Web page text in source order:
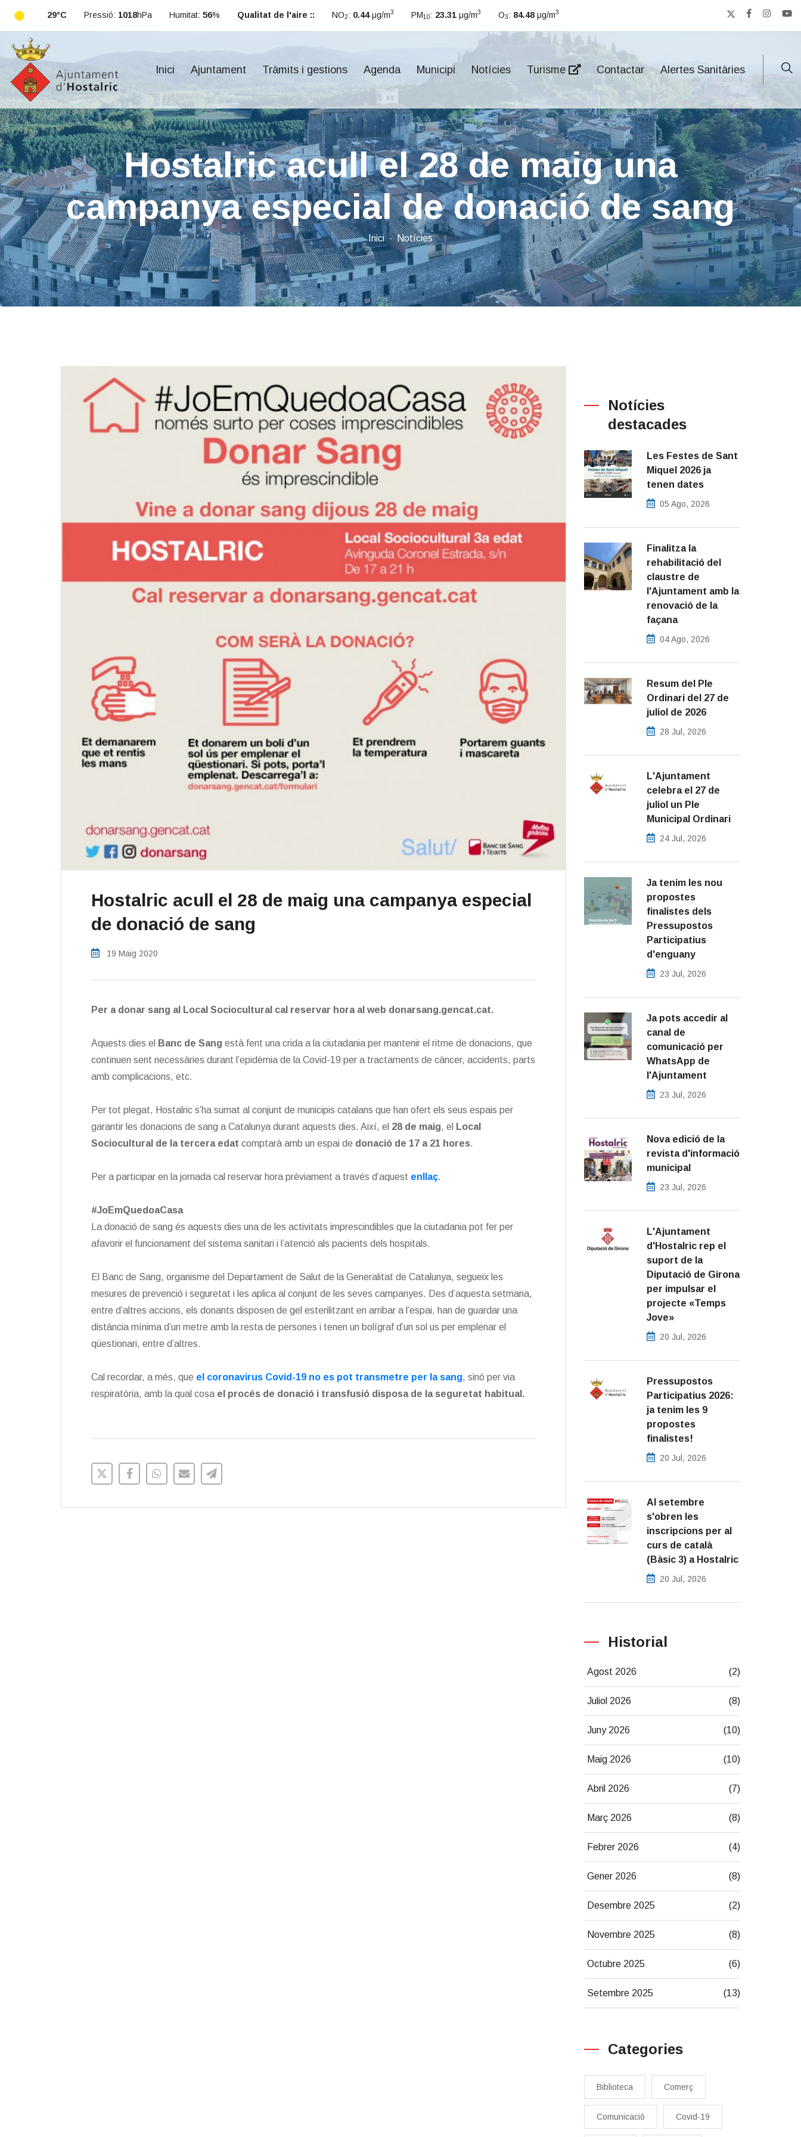
29°C Pressió: 1018hPa Humitat: 56% Qualitat de l'aire :: NO2: 0.44μg/m3 PM10: 23.31 μg/m3 O3: 84.48 μg/m3
Inici Ajuntament Tràmits i gestions Agenda Municipi Notícies Turisme Contactar Alertes Sanitàries
Hostalric acull el 28 de maig una
campanya especial de donació de sang
Inici Notícies
Hostalric acull el 28 de maig una campanya especial
de donació de sang
19 Maig 2020
Per a donar sang al Local Sociocultural cal reservar hora al web donarsang.gencat.cat.
Aquests dies el Banc de Sang està fent una crida a la ciutadania per mantenir el ritme de donacions, que
continuen sent necessàries durant l’epidèmia de la Covid-19 per a tractaments de càncer, accidents, parts
amb complicacions, etc.
Per tot plegat, Hostalric s’ha sumat al conjunt de municipis catalans que han ofert els seus espais per
garantir les donacions de sang a Catalunya durant aquests dies. Així, el 28 de maig, el
Local
Sociocultural de la tercera edat comptarà amb un espai de donació de 17 a 21 hores.
Per a participar en la jornada cal reservar hora prèviament a través d’aquest enllaç.
#JoEmQuedoaCasa
La donació de sang és aquests dies una de les activitats imprescindibles que la ciutadania pot fer per
afavorir el funcionament del sistema sanitari i l’atenció als pacients dels hospitals.
El Banc de Sang, organisme del Departament de Salut de la Generalitat de Catalunya, segueix les
mesures de prevenció i seguretat i les aplica al conjunt de les seves campanyes. Des d’aquesta setmana,
entre d’altres accions, els donants disposen de gel esterilitzant en arribar a l’espai, han de guardar una
distància mínima d’un metre amb la resta de persones i tenen un bolígraf d’un sol us per emplenar el
qüestionari, entre d’altres.
Cal recordar, a més, que el coronavirus Covid-19 no es pot transmetre per la sang, sinó per via
respiratòria, amb la qual cosa el procés de donació i transfusió disposa de la seguretat habitual.
Notícies
destacades
Les Festes de Sant
Miquel 2026 ja
tenen dates
05 Ago, 2026
Finalitza la
rehabilitació del
claustre de
l'Ajuntament amb la
renovació de la
façana
04 Ago, 2026
Resum del Ple
Ordinari del 27 de
juliol de 2026
28 Jul, 2026
L'Ajuntament
celebra el 27 de
juliol un Ple
Municipal Ordinari
24 Jul, 2026
Ja tenim les nou
propostes
finalistes dels
Pressupostos
Participatius
d'enguany
23 Jul, 2026
Ja pots accedir al
canal de
comunicació per
WhatsApp de
l'Ajuntament
23 Jul, 2026
Nova edició de la
revista d'informació
municipal
23 Jul, 2026
L'Ajuntament
d'Hostalric rep el
suport de la
Diputació de Girona
per impulsar el
projecte «Temps
Jove»
20 Jul, 2026
Pressupostos
Participatius 2026:
ja tenim les 9
propostes
finalistes!
20 Jul, 2026
Al setembre
s'obren les
inscripcions per al
curs de català
(Bàsic 3) a Hostalric
20 Jul, 2026
Historial
Agost 2026 (2)
Juliol 2026 (8)
Juny 2026 (10)
Maig 2026 (10)
Abril 2026 (7)
Març 2026 (8)
Febrer 2026 (4)
Gener 2026 (8)
Desembre 2025 (2)
Novembre 2025 (8)
Octubre 2025 (6)
Setembre 2025 (13)
Categories
Biblioteca Comerç
Comunicació Covid-19